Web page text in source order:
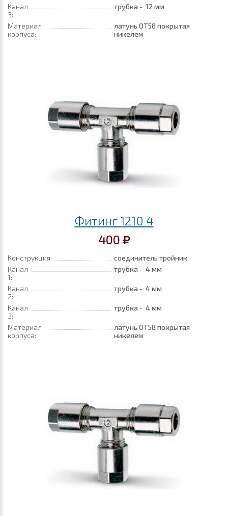
Канал
3:
трубка - 12 мм
Материал
корпуса:
латунь ОТ58 покрытая
никелем
Фитинг 1210 4
400
Конструкция:
соединитель тройник
Канал
1:
трубка - 4 мм
Канал
2:
трубка - 4 мм
Канал
3:
трубка - 4 мм
Материал
корпуса:
латунь ОТ58 покрытая
никелем